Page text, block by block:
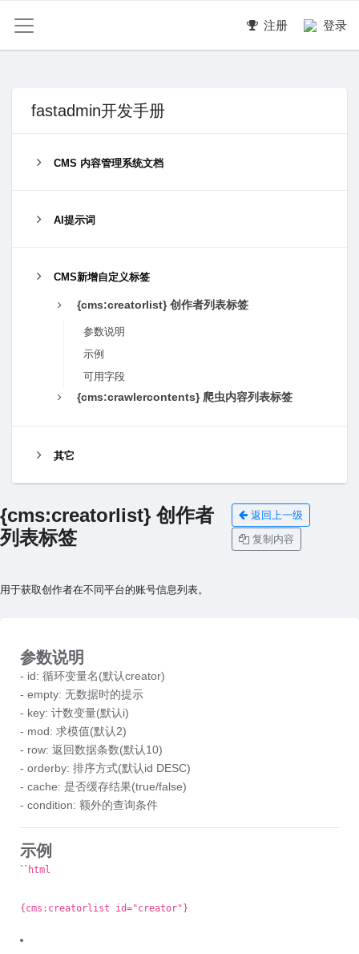
注册 登录
fastadmin开发手册
CMS 内容管理系统文档
AI提示词
CMS新增自定义标签
{cms:creatorlist} 创作者列表标签
参数说明
示例
可用字段
{cms:crawlercontents} 爬虫内容列表标签
其它
{cms:creatorlist} 创作者
列表标签
返回上一级
复制内容
用于获取创作者在不同平台的账号信息列表。
参数说明
- id: 循环变量名(默认creator)
- empty: 无数据时的提示
- key: 计数变量(默认i)
- mod: 求模值(默认2)
- row: 返回数据条数(默认10)
- orderby: 排序方式(默认id DESC)
- cache: 是否缓存结果(true/false)
- condition: 额外的查询条件
示例
`` html
{cms:creatorlist id="creator"}